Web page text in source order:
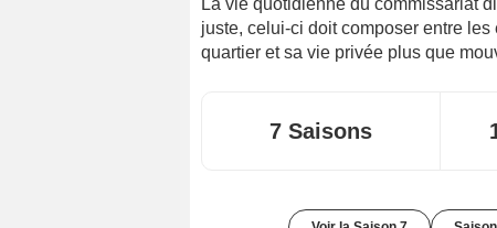
juste, celui-ci doit composer entre
quartier et sa vie privée plus que
7 Saisons